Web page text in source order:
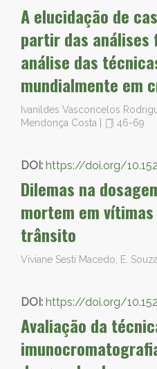
A elucidação de
partir das análises
análise das
mundialmente em
Ivanildes Vasconcelos
Mendonça Costa
46-69
DOI: https://doi.org/
Dilemas na
mortem em
trânsito
Viviane Sesti Macedo, E.
DOI: https://doi.org/
Avaliação da